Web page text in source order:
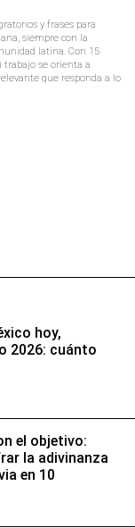
y frases para
siempre con la
latina. Con 15
trabajo se orienta a
que responda a lo
hoy,
2026: cuánto
el objetivo:
la adivinanza
en 10